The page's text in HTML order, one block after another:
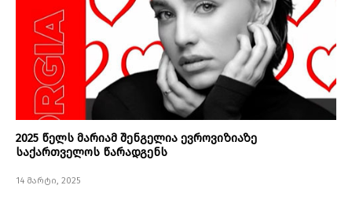
2025 წელს მარიამ შენგელია ევროვიზიაზე
საქართველოს წარადგენს
14 მარტი, 2025